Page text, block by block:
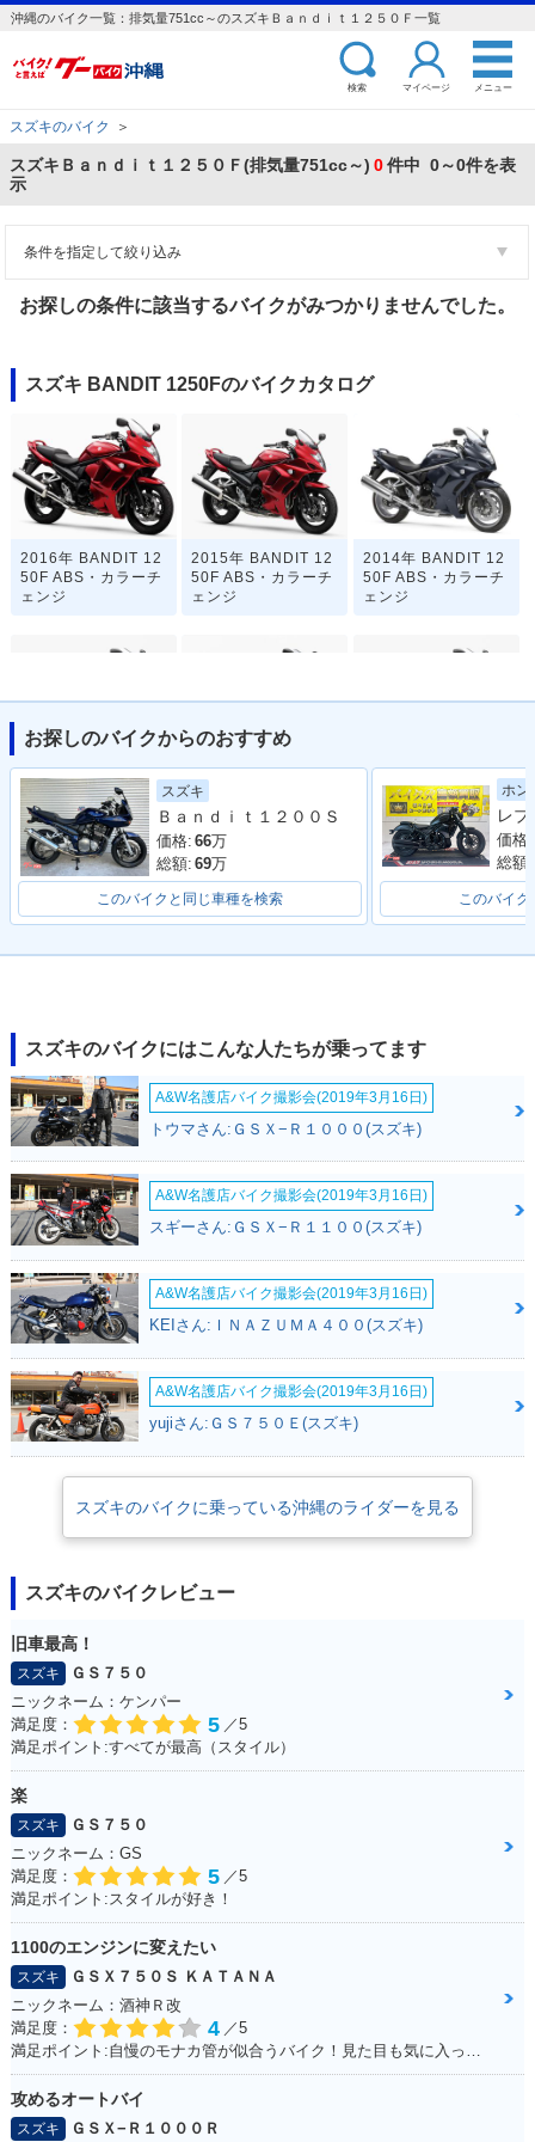
沖縄のバイク一覧：排気量751cc～のスズキＢａｎｄｉｔ１２５０Ｆ一覧
検索 マイページ メニュー
スズキのバイク ＞
スズキＢａｎｄｉｔ１２５０Ｆ(排気量751cc～) 0件中 0～0件を表
示
条件を指定して絞り込み
お探しの条件に該当するバイクがみつかりませんでした。
スズキ BANDIT 1250Fのバイクカタログ
2016年 BANDIT 12
50F ABS・カラーチ
ェンジ
2015年 BANDIT 12
50F ABS・カラーチ
ェンジ
2014年 BANDIT 12
50F ABS・カラーチ
ェンジ
2012年 BANDIT 12
50F ABS・カラーチ
ェンジ
2012年 BANDIT 12
50F ABS・カラーチ
ェンジ
2011年 BANDIT 12
50F ABS・カラーチ
ェンジ
ェンジ
お探しのバイクからのおすすめ
スズキ
Ｂａｎｄｉｔ１２００Ｓ
価格: 66万
総額: 69万
このバイクと同じ車種を検索
ホン
価格:
総額:
このバイク
スズキのバイクにはこんな人たちが乗ってます
A&W名護店バイク撮影会(2019年3月16日)
トウマさん:ＧＳＸ−Ｒ１０００(スズキ)
A&W名護店バイク撮影会(2019年3月16日)
スギーさん:ＧＳＸ−Ｒ１１００(スズキ)
A&W名護店バイク撮影会(2019年3月16日)
KEIさん:ＩＮＡＺＵＭＡ４００(スズキ)
A&W名護店バイク撮影会(2019年3月16日)
yujiさん:ＧＳ７５０Ｅ(スズキ)
スズキのバイクに乗っている沖縄のライダーを見る
スズキのバイクレビュー
旧車最高！
スズキ
ＧＳ７５０
ニックネーム：ケンパー
満足度：
5 ／5
満足ポイント:すべてが最高（スタイル）
楽
スズキ
ＧＳ７５０
ニックネーム：GS
満足度：
5 ／5
満足ポイント:スタイルが好き！
1100のエンジンに変えたい
スズキ
ＧＳＸ７５０Ｓ ＫＡＴＡＮＡ
ニックネーム：酒神Ｒ改
満足度：
4 ／5
攻めるオートバイ
スズキ ＧＳＸ−Ｒ１０００Ｒ